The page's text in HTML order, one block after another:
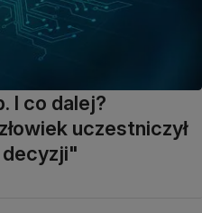
I co dalej?
uczestniczył